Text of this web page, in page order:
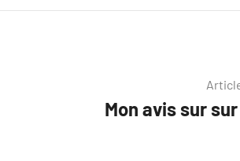
Mon avis sur